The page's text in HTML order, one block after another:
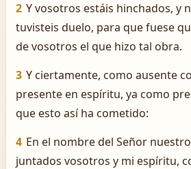
2 Y vosotros estáis hinchados, y
tuvisteis duelo, para que fuese
de vosotros el que hizo tal obra.
3 Y ciertamente, como ausente
presente en espíritu, ya como
que esto así ha cometido:
4 En el nombre del Señor
juntados vosotros y mi espíritu,